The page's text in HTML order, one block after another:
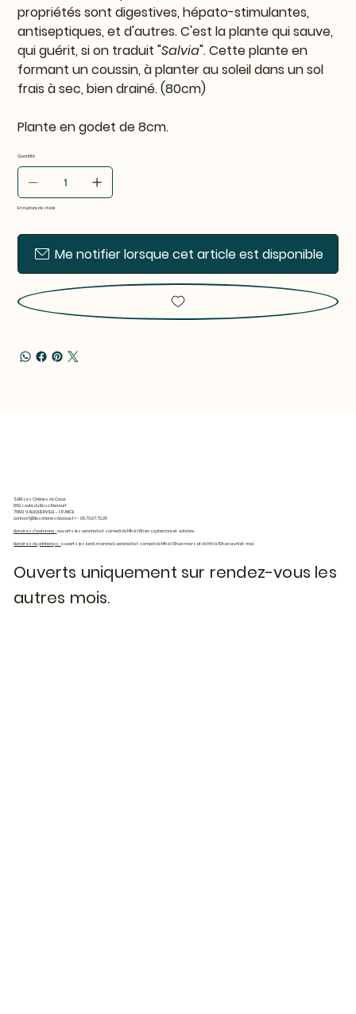
propriétés sont digestives, hépato-stimulantes,
antiseptiques, et d'autres. C'est la plante qui sauve,
qui guérit, si on traduit "Salvia". Cette plante en
formant un coussin, à planter au soleil dans un sol
frais à sec, bien drainé. (80cm)
Plante en godet de 8cm.
Quantité
En rupture de stock
Me notifier lorsque cet article est disponible
SARL Les Chênes de Caux
899, route du Bosc Renault
76190 VALLIQUERVILLE - FRANCE
contact@leschenesdecaux.fr- 06.73.07.72.26
Horaires d'automne :ouverts les vendredi et samedi de 14h à 18h en septembre et octobre.
Horaires de printemps :ouverts les lundi, mercredi, vendredi et samedi de 14h à 18h en mars et de 14h à 19h en avril et mai.
Ouverts uniquement sur rendez-vous les
autres mois.